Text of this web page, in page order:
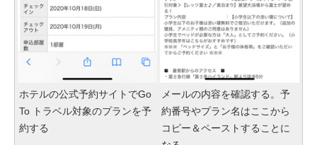
ホテルの公式予約サイトでGo
To トラベル対象のプランを予
約する
メールの内容を確認する。予
約番号やプラン名はここから
コピー＆ペーストすることに